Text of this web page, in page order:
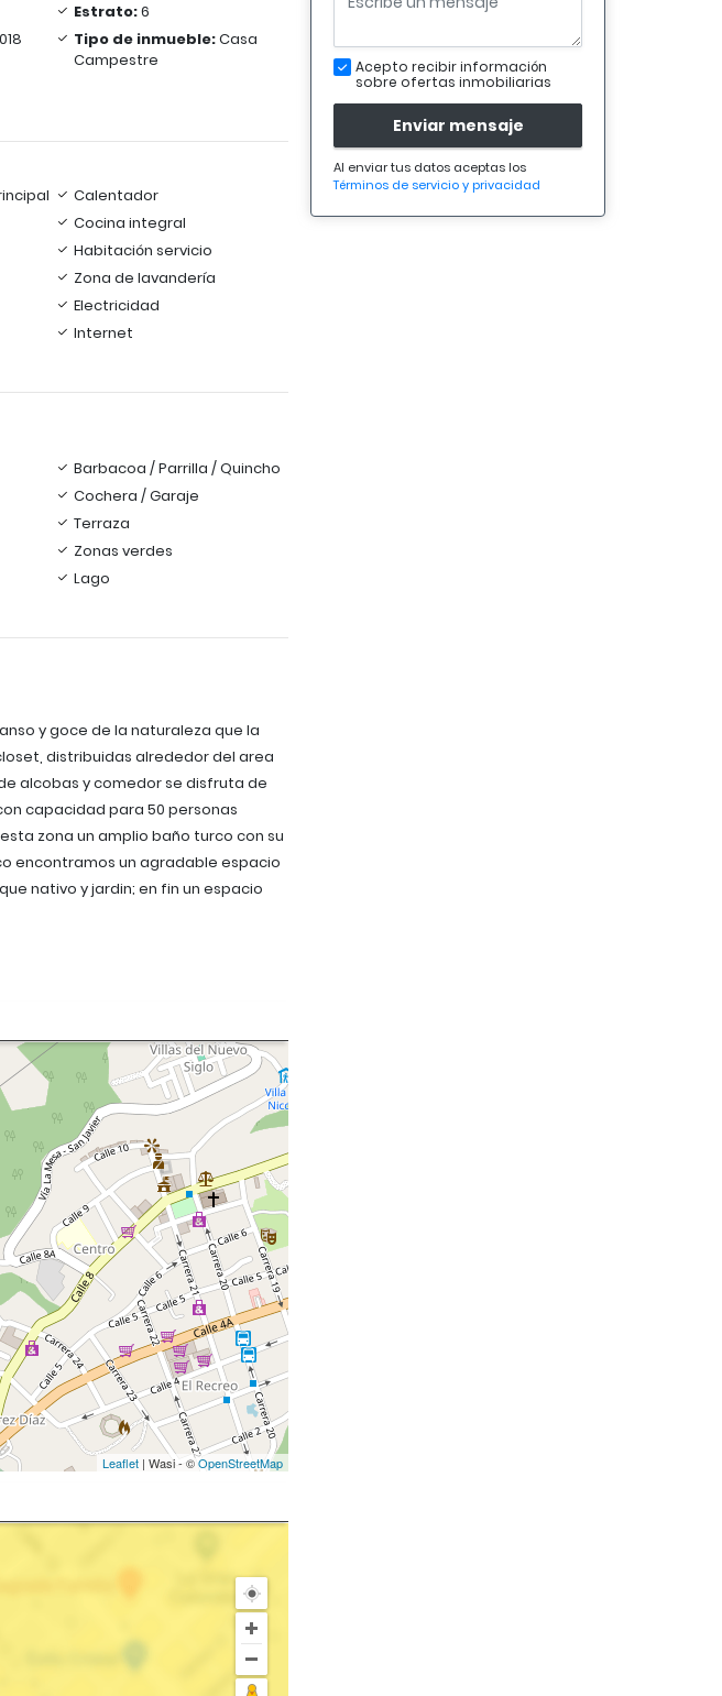
Estrato:6
Tipo de inmueble:Casa
Campestre
Calentador
Cocina integral
Habitación servicio
Zona de lavandería
Electricidad
Internet
Barbacoa / Parrilla / Quincho
Cochera / Garaje
Terraza
Zonas verdes
Lago
y goce de la naturaleza que la
distribuidas alrededor del area
alcobas y comedor se disfruta de
capacidad para 50 personas
zona un amplio baño turco con su
encontramos un agradable espacio
nativo y jardin; en fin un espacio
Leaflet | Wasi - ©OpenStreetMap
Acepto recibir información
sobre ofertas inmobiliarias
Enviar mensaje
Al enviar tus datos aceptas los
Términos de servicio y privacidad